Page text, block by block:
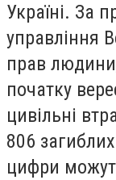
Україні. За
управління
прав
початку
цивільні
806
цифри